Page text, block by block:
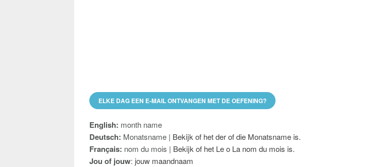
ELKE DAG EEN E-MAIL ONTVANGEN MET DE OEFENING?
English: month name
Deutsch: Monatsname | Bekijk of het der of die Monatsname is.
Français: nom du mois | Bekijk of het Le o La nom du mois is.
Jou of jouw: jouw maandnaam